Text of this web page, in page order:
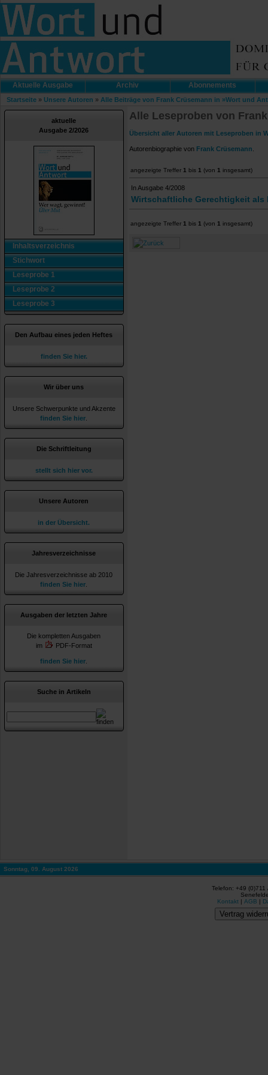
Aktuelle Ausgabe Archiv Abonnements
Startseite » Unsere Autoren » Alle Beiträge von Frank Crüsemann in »Wort und
aktuelle
Ausgabe 2/2026
Inhaltsverzeichnis
Stichwort
Leseprobe 1
Leseprobe 2
Leseprobe 3
Den Aufbau eines jeden Heftes
finden Sie hier.
Wir über uns
Unsere Schwerpunkte und Akzente
finden Sie hier
Die Schriftleitung
stellt sich hier vor.
Unsere Autoren
in der Übersicht.
Jahresverzeichnisse
Die Jahresverzeichnisse ab 2010
finden Sie hier
Ausgaben der letzten Jahre
Die kompletten Ausgaben
im
PDF-Format
finden Sie hier
Suche in Artikeln
Alle Leseproben von
Übersicht aller Autoren mit Leseproben in
Autorenbiographie von Frank Crüsemann
angezeigte Treffer 1 bis 1 (von 1 insgesamt)
In Ausgabe 4/2008
Wirtschaftliche Gerechtigkeit
angezeigte Treffer 1 bis 1 (von 1 insgesamt)
Sonntag, 09. August 2026
Telefon: +49
Kontakt | AGB |
Vertrag